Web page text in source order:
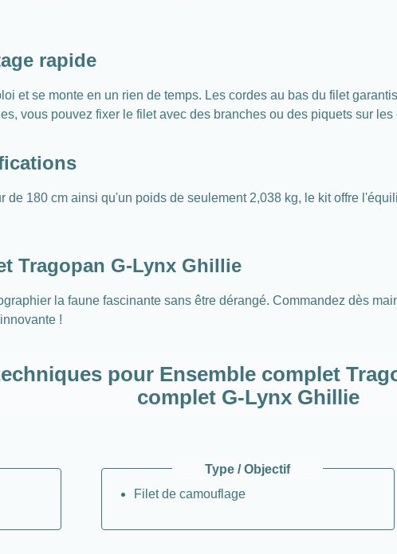
rapide
et se monte en un rien de temps. Les cordes au bas du filet
vous pouvez fixer le filet avec des branches ou des piquets sur les
de 180 cm ainsi qu'un poids de seulement 2,038 kg, le kit offre
Tragopan G-Lynx Ghillie
la faune fascinante sans être dérangé. Commandez dès
!
pour Ensemble complet
complet G-Lynx Ghillie
Type / Objectif
Filet de camouflage